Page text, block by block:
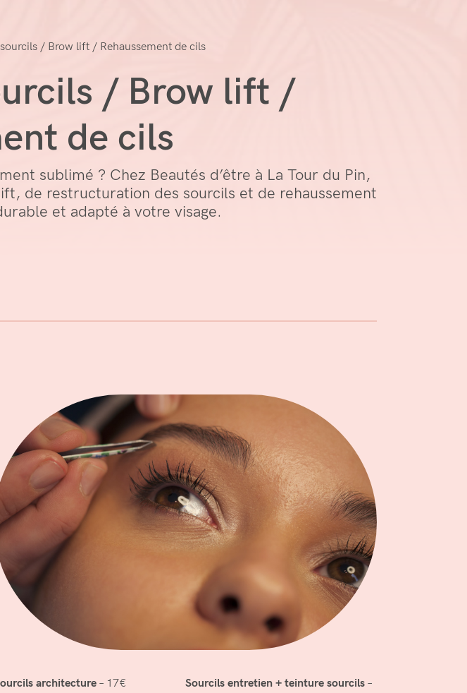
/ Brow lift /
de cils
/ Brow lift / Rehaussement de cils
sublimé ? Chez Beautés d’être à La Tour du Pin,
de restructuration des sourcils et de rehaussement
et adapté à votre visage.
architecture – 17€ Sourcils entretien + teinture sourcils –